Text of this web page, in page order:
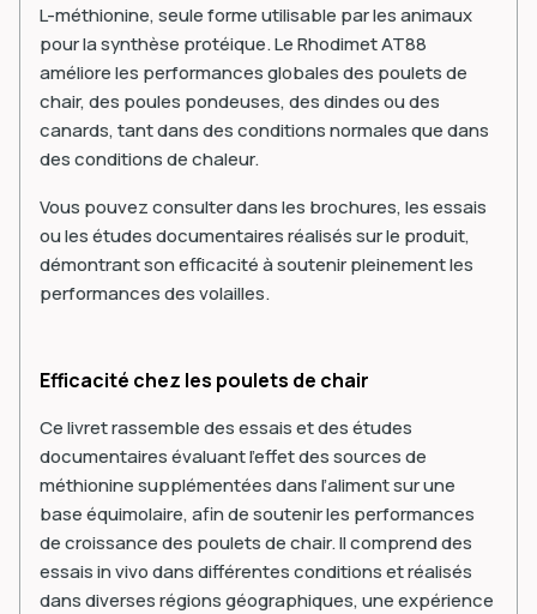
L-méthionine, seule forme utilisable par les animaux
pour la synthèse protéique. Le Rhodimet AT88
améliore les performances globales des poulets de
chair, des poules pondeuses, des dindes ou des
canards, tant dans des conditions normales que dans
des conditions de chaleur.
Vous pouvez consulter dans les brochures, les essais
ou les études documentaires réalisés sur le produit,
démontrant son efficacité à soutenir pleinement les
performances des volailles.
Efficacité chez les poulets de chair
Ce livret rassemble des essais et des études
documentaires évaluant l’effet des sources de
méthionine supplémentées dans l’aliment sur une
base équimolaire, afin de soutenir les performances
de croissance des poulets de chair. Il comprend des
essais in vivo dans différentes conditions et réalisés
dans diverses régions géographiques, une expérience